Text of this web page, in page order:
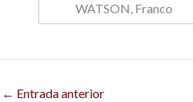
WATSON, Franco
← Entrada anterior